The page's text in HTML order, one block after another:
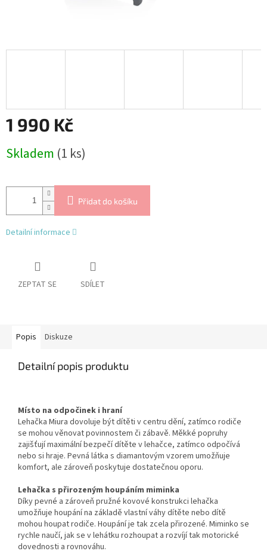
1 990 Kč
cena:
Skladem (1 ks)
Přidat do košíku
Detailní informace
ZEPTAT SE SDÍLET
Popis Diskuze
Detailní popis produktu
Místo na odpočinek i hraní
Lehačka Miura dovoluje být dítěti v centru dění, zatímco rodiče
se mohou věnovat povinnostem či zábavě. Měkké popruhy
zajišťují maximální bezpečí dítěte v lehačce, zatímco odpočívá
nebo si hraje. Pevná látka s diamantovým vzorem umožňuje
komfort, ale zároveň poskytuje dostatečnou oporu.
Lehačka s přirozeným houpáním miminka
Díky pevné a zároveň pružné kovové konstrukci lehačka
umožňuje houpání na základě vlastní váhy dítěte nebo dítě
mohou houpat rodiče. Houpání je tak zcela přirozené. Miminko se
rychle naučí, jak se v lehátku rozhoupat a rozvíjí tak motorické
dovednosti a rovnováhu.